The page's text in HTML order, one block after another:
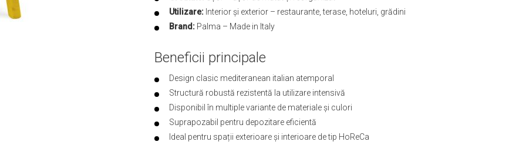
Utilizare: Interior și exterior – restaurante, terase, hoteluri, grădini
Brand: Palma – Made in Italy
Beneficii principale
Design clasic mediteranean italian atemporal
Structură robustă rezistentă la utilizare intensivă
Disponibil în multiple variante de materiale și culori
Suprapozabil pentru depozitare eficientă
Ideal pentru spații exterioare și interioare de tip HoReCa